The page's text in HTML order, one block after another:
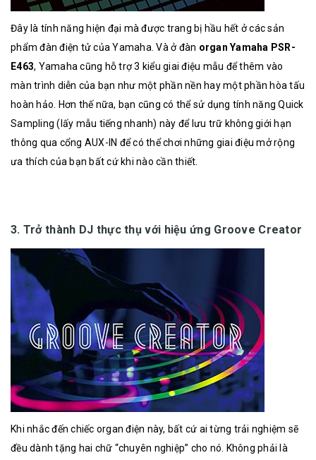
Đây là tính năng hiện đại mà được trang bị hầu hết ở các sản
phẩm đàn điện tử của Yamaha. Và ở đàn organ Yamaha PSR-
E463, Yamaha cũng hỗ trợ 3 kiểu giai điệu mẫu để thêm vào
màn trình diễn của bạn như một phần nền hay một phần hòa tấu
hoàn hảo. Hơn thế nữa, bạn cũng có thể sử dụng tính năng Quick
Sampling (lấy mẫu tiếng nhanh) này để lưu trữ không giới hạn
thông qua cổng AUX-IN để có thể chơi những giai điệu mở rộng
ưa thích của bạn bất cứ khi nào cần thiết.
3. Trở thành DJ thực thụ với hiệu ứng Groove Creator
Khi nhắc đến chiếc organ điện này, bất cứ ai từng trải nghiệm sẽ
đều dành tặng hai chữ “chuyên nghiệp” cho nó. Không phải là